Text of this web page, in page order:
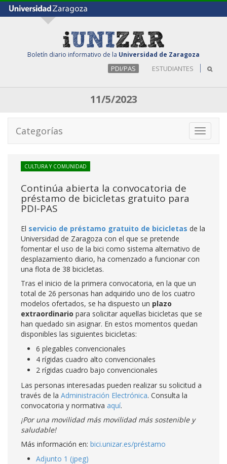
Boletín diario informativo de la Universidad de Zaragoza
PDI/PAS ESTUDIANTES
11/5/2023
Toggle
Categorías
CULTURA Y COMUNIDAD
Continúa abierta la convocatoria de
préstamo de bicicletas gratuito para
PDI-PAS
El servicio de préstamo gratuito de bicicletas de la
Universidad de Zaragoza con el que se pretende
fomentar el uso de la bici como sistema alternativo de
desplazamiento diario, ha comenzado a funcionar con
una flota de 38 bicicletas.
Tras el inicio de la primera convocatoria, en la que un
total de 26 personas han adquirido uno de los cuatro
modelos ofertados, se ha dispuesto un plazo
extraordinario para solicitar aquellas bicicletas que se
han quedado sin asignar. En estos momentos quedan
disponibles las siguientes bicicletas:
6 plegables convencionales
4 rígidas cuadro alto convencionales
2 rígidas cuadro bajo convencionales
Las personas interesadas pueden realizar su solicitud a
través de la Administración Electrónica. Consulta la
convocatoria y normativa aquí.
¡Por una movilidad más movilidad más sostenible y
saludable!
Más información en: bici.unizar.es/préstamo
Adjunto 1 (jpeg)